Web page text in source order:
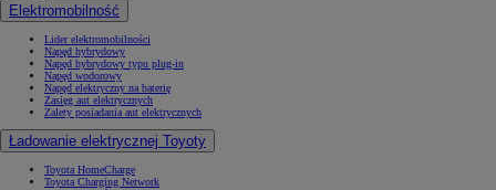
Elektromobilność
Lider elektromobilności
Napęd hybrydowy
Napęd hybrydowy typu plug-in
Napęd wodorowy
Napęd elektryczny na baterię
Zasięg aut elektrycznych
Zalety posiadania aut elektrycznych
Ładowanie elektrycznej Toyoty
Toyota HomeCharge
Toyota Charging Network